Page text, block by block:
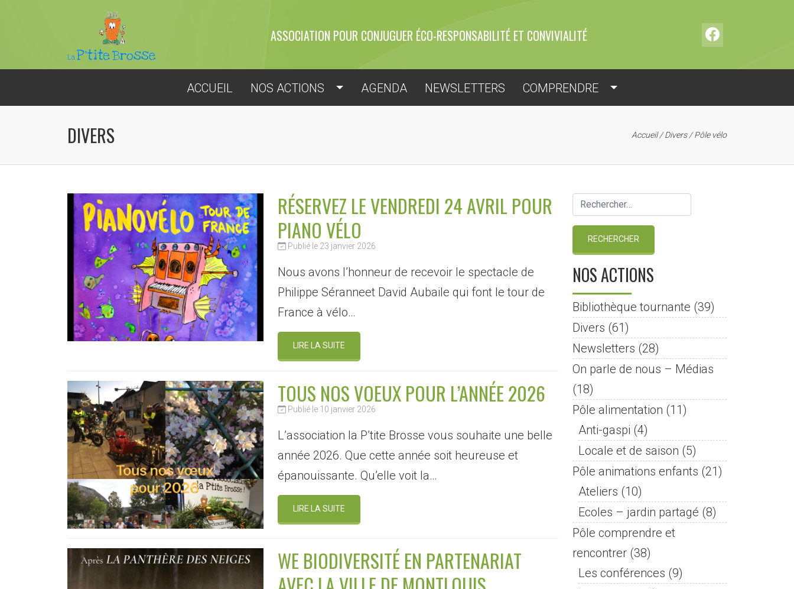
ASSOCIATION POUR CONJUGUER ÉCO-RESPONSABILITÉ ET CONVIVIALITÉ
ACCUEIL NOS ACTIONS AGENDA NEWSLETTERS COMPRENDRE
DIVERS Accueil/ Divers/Pôle vélo
RÉSERVEZ LE VENDREDI 24 AVRIL POUR
PIANO VÉLO
Publié le 23 janvier 2026
Nous avons l’honneur de recevoir le spectacle de
Philippe Séranneet David Aubaile qui font le tour de
France à vélo…
LIRE LA SUITE
TOUS NOS VOEUX POUR L’ANNÉE 2026
Publié le 10 janvier 2026
L’association la P’tite Brosse vous souhaite une belle
année 2026. Que cette année soit heureuse et
épanouissante. Qu’elle voit la…
LIRE LA SUITE
WE BIODIVERSITÉ EN PARTENARIAT
NOS ACTIONS
Bibliothèque tournante (39)
Divers (61)
Newsletters (28)
On parle de nous – Médias
(18)
Pôle alimentation (11)
Anti-gaspi (4)
Locale et de saison (5)
Pôle animations enfants (21)
Ateliers (10)
Ecoles – jardin partagé (8)
Pôle comprendre et
rencontrer (38)
Les conférences (9)